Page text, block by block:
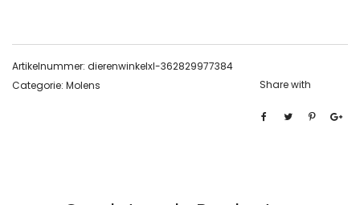
Artikelnummer: dierenwinkelxl-362829977384
Categorie: Molens Share with